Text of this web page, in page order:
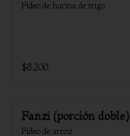
Fideo de harina de trigo
$8.200
Fanzi (porción doble)
Fideo de arroz